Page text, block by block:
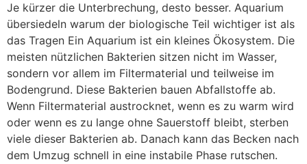
Je kürzer die Unterbrechung, desto besser. Aquarium
übersiedeln warum der biologische Teil wichtiger ist als
das Tragen Ein Aquarium ist ein kleines Ökosystem. Die
meisten nützlichen Bakterien sitzen nicht im Wasser,
sondern vor allem im Filtermaterial und teilweise im
Bodengrund. Diese Bakterien bauen Abfallstoffe ab.
Wenn Filtermaterial austrocknet, wenn es zu warm wird
oder wenn es zu lange ohne Sauerstoff bleibt, sterben
viele dieser Bakterien ab. Danach kann das Becken nach
dem Umzug schnell in eine instabile Phase rutschen.